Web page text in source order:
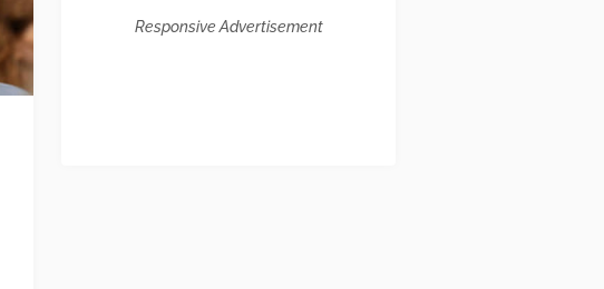
Responsive Advertisement